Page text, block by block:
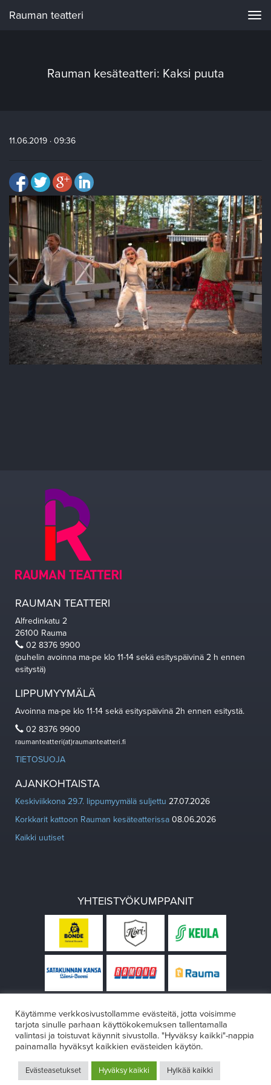
Rauman teatteri
Rauman kesäteatteri: Kaksi puuta
11.06.2019 · 09:36
RAUMAN TEATTERI
Alfredinkatu 2
26100 Rauma
02 8376 9900
(puhelin avoinna ma-pe klo 11-14 sekä esityspäivinä 2 h ennen
esitystä)
LIPPUMYYMÄLÄ
Avoinna ma-pe klo 11-14 sekä esityspäivinä 2h ennen esitystä.
02 8376 9900
raumanteatteri(at)raumanteatteri.fi
TIETOSUOJA
AJANKOHTAISTA
Keskiviikkona 29.7. lippumyymälä suljettu 27.07.2026
Korkkarit kattoon Rauman kesäteatterissa 08.06.2026
Kaikki uutiset
YHTEISTYÖKUMPPANIT
Design:VÄRIKÄS
Käytämme verkkosivustollamme evästeitä, jotta voisimme
tarjota sinulle parhaan käyttökokemuksen tallentamalla
valintasi ja toistuvat käynnit sivustolla. "Hyväksy kaikki"-nappia
painamalla hyväksyt kaikkien evästeiden käytön.
Evästeasetukset Hyväksy kaikki Hylkää kaikki